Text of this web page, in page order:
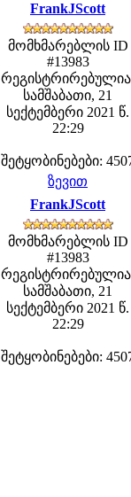
FrankJScott
მომხმარებლის ID
#13983
სამშაბათი, 21
სექტემბერი 2021 წ.
22:29
შეტყობინებები:
ზევით
FrankJScott
მომხმარებლის ID
#13983
სამშაბათი, 21
სექტემბერი 2021 წ.
22:29
შეტყობინებები: